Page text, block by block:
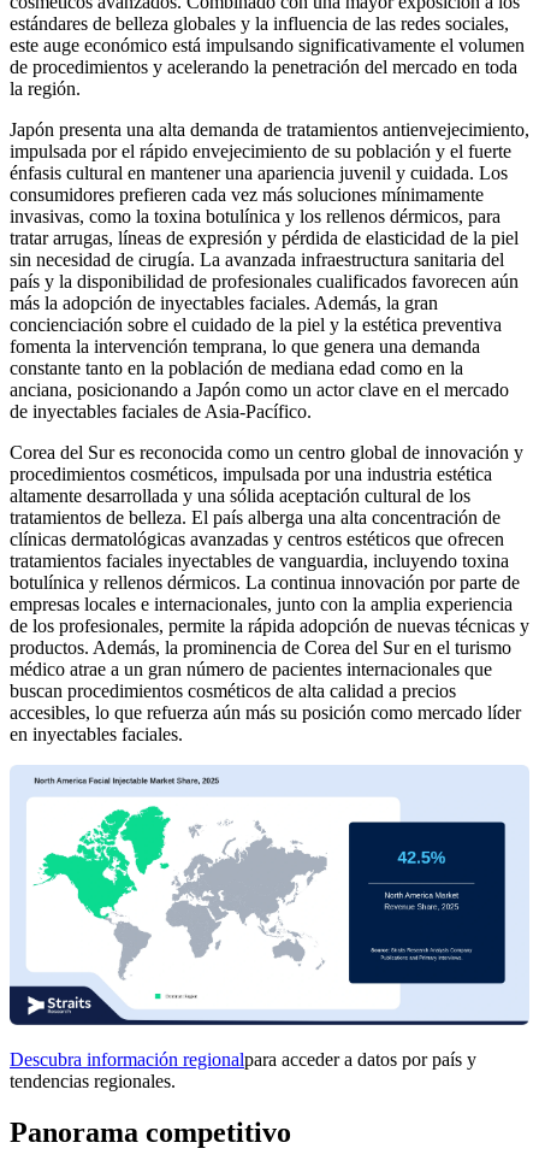
estándares de belleza globales y la influencia de las redes sociales,
este auge económico está impulsando significativamente el volumen
de procedimientos y acelerando la penetración del mercado en toda
la región.
Japón presenta una alta demanda de tratamientos antienvejecimiento,
impulsada por el rápido envejecimiento de su población y el fuerte
énfasis cultural en mantener una apariencia juvenil y cuidada. Los
consumidores prefieren cada vez más soluciones mínimamente
invasivas, como la toxina botulínica y los rellenos dérmicos, para
tratar arrugas, líneas de expresión y pérdida de elasticidad de la piel
sin necesidad de cirugía. La avanzada infraestructura sanitaria del
país y la disponibilidad de profesionales cualificados favorecen aún
más la adopción de inyectables faciales. Además, la gran
concienciación sobre el cuidado de la piel y la estética preventiva
fomenta la intervención temprana, lo que genera una demanda
constante tanto en la población de mediana edad como en la
anciana, posicionando a Japón como un actor clave en el mercado
de inyectables faciales de Asia-Pacífico.
Corea del Sur es reconocida como un centro global de innovación y
procedimientos cosméticos, impulsada por una industria estética
altamente desarrollada y una sólida aceptación cultural de los
tratamientos de belleza. El país alberga una alta concentración de
clínicas dermatológicas avanzadas y centros estéticos que ofrecen
tratamientos faciales inyectables de vanguardia, incluyendo toxina
botulínica y rellenos dérmicos. La continua innovación por parte de
empresas locales e internacionales, junto con la amplia experiencia
de los profesionales, permite la rápida adopción de nuevas técnicas y
productos. Además, la prominencia de Corea del Sur en el turismo
médico atrae a un gran número de pacientes internacionales que
buscan procedimientos cosméticos de alta calidad a precios
accesibles, lo que refuerza aún más su posición como mercado líder
en inyectables faciales.
Descubra información regionalpara acceder a datos por país y
tendencias regionales.
Panorama competitivo